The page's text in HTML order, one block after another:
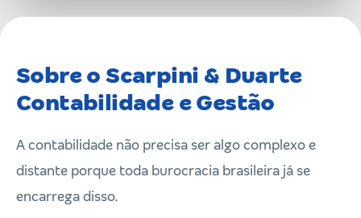
Sobre o Scarpini & Duarte
Contabilidade e Gestão
A contabilidade não precisa ser algo complexo e
distante porque toda burocracia brasileira já se
encarrega disso.